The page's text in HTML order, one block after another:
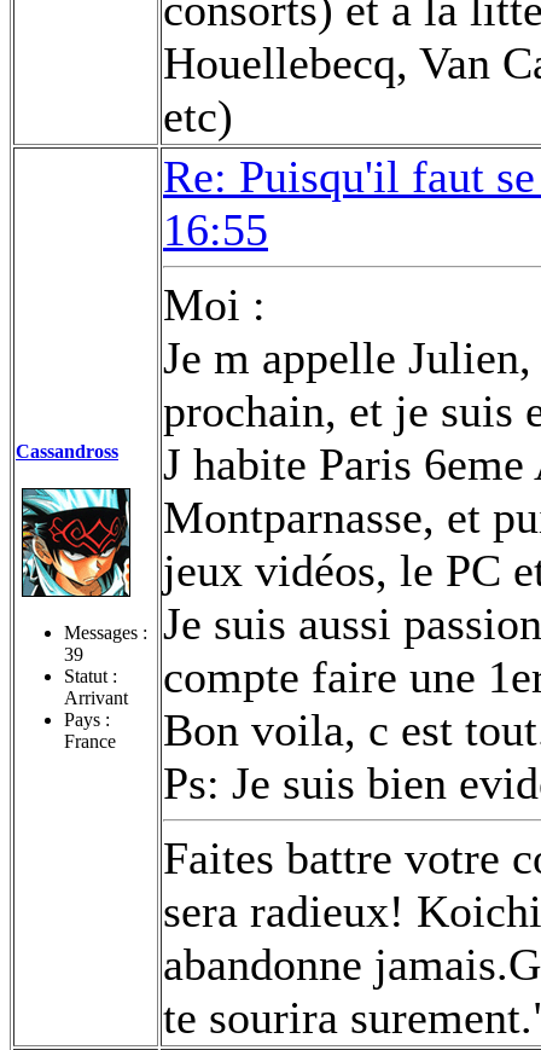
Houellebecq, Van
etc)
Cassandross
Messages :
39
Statut :
Arrivant
Pays :
France
Re: Puisqu'il faut
16:55
Moi :
Je m appelle
prochain, et je suis
J habite Paris
Montparnasse, et
jeux vidéos, le PC
Je suis aussi
compte faire une
Bon voila, c est
Ps: Je suis bien
Faites battre votre
sera radieux!
abandonne
te sourira